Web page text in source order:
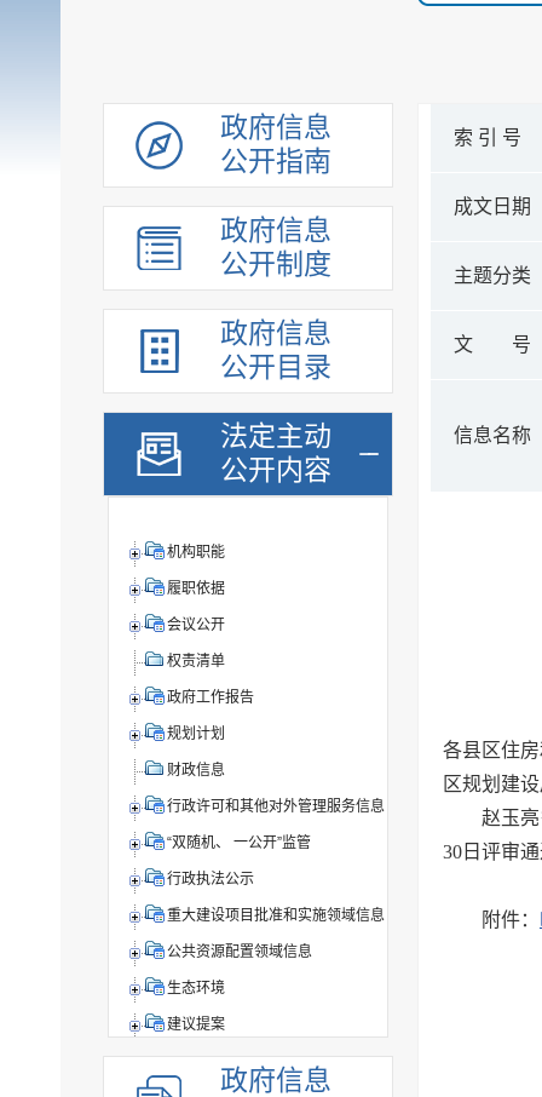
政府信息
公开指南
政府信息
公开制度
政府信息
公开目录
法定主动
公开内容
机构职能
履职依据
会议公开
权责清单
政府工作报告
规划计划
财政信息
行政许可和其他对外管理服务信息
“双随机、 一公开”监管
行政执法公示
重大建设项目批准和实施领域信息
公共资源配置领域信息
生态环境
建议提案
组织管理
政府信息
索 引 号
成文日期
主题分类
文 号
信息名称
各县区住
区规划建
赵玉
30日评审
附件：